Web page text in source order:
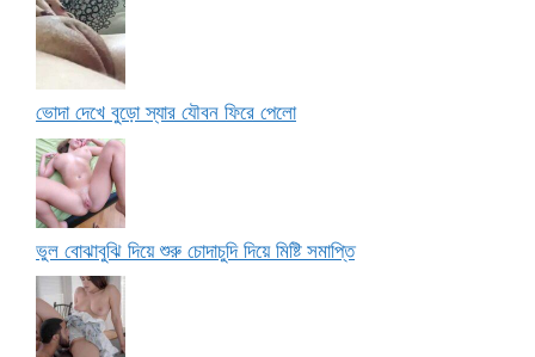
ভোদা দেখে বুড়ো স্যার যৌবন ফিরে পেলো
ভুল বোঝাবুঝি দিয়ে শুরু চোদাচুদি দিয়ে মিষ্টি সমাপ্তি